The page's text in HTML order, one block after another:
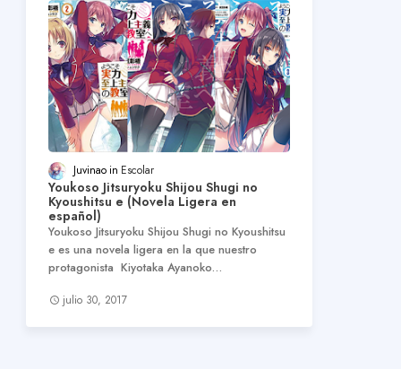
Juvinao Escolar
Youkoso Jitsuryoku Shijou Shugi no
Kyoushitsu e (Novela Ligera en
español)
Youkoso Jitsuryoku Shijou Shugi no Kyoushitsu
e es una novela ligera en la que nuestro
protagonista Kiyotaka Ayanoko…
julio 30, 2017